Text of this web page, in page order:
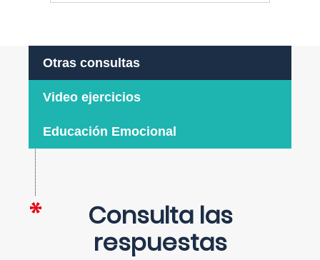
Otras consultas
Video ejercicios
Educación Emocional
Consulta las
respuestas